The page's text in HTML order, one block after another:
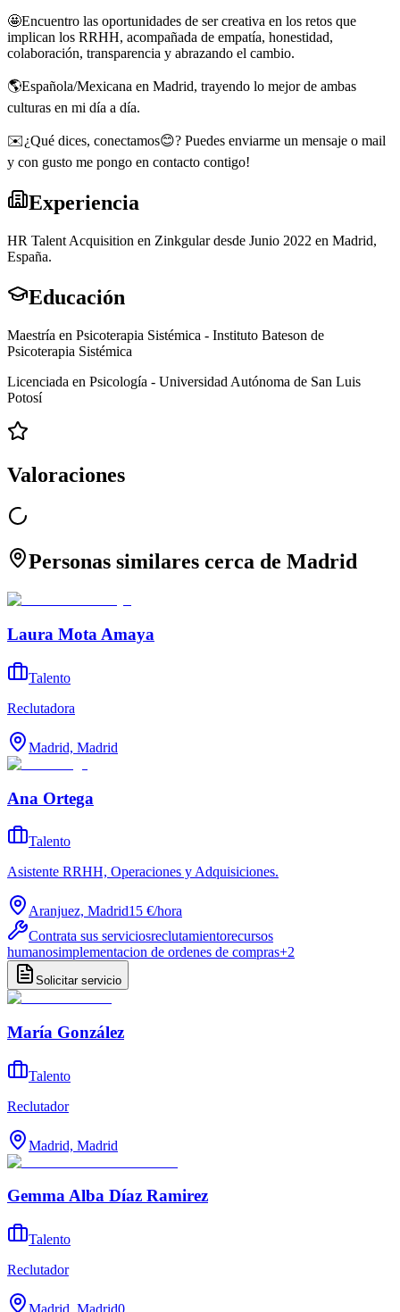
🤩Encuentro las oportunidades de ser creativa en los retos que
implican los RRHH, acompañada de empatía, honestidad,
colaboración, transparencia y abrazando el cambio.
🌎Española/Mexicana en Madrid, trayendo lo mejor de ambas
culturas en mi día a día.
✉️¿Qué dices, conectamos😊? Puedes enviarme un mensaje o mail
y con gusto me pongo en contacto contigo!
Experiencia
HR Talent Acquisition en Zinkgular desde Junio 2022 en Madrid,
España.
Educación
Maestría en Psicoterapia Sistémica - Instituto Bateson de
Psicoterapia Sistémica
Licenciada en Psicología - Universidad Autónoma de San Luis
Potosí
Valoraciones
Personas similares cerca de Madrid
Laura Mota Amaya
Talento
Reclutadora
Madrid, Madrid
Ana Ortega
Talento
Asistente RRHH, Operaciones y Adquisiciones.
Aranjuez, Madrid15 €/hora
Contrata sus serviciosreclutamientorecursos
humanosimplementacion de ordenes de compras+2
Solicitar servicio
María González
Talento
Reclutador
Madrid, Madrid
Gemma Alba Díaz Ramirez
Talento
Reclutador